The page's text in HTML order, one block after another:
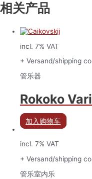
相关产品
incl. 7% VAT
+ Versand/shipping
管乐器
Rokoko
加入购物车
incl. 7% VAT
+ Versand/shipping
管乐室内乐